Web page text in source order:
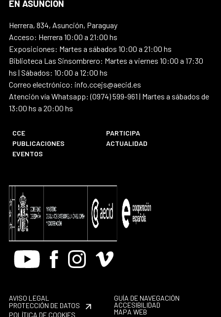
EN ASUNCIÓN
Herrera, 834, Asunción, Paraguay
Acceso: Herrera 10:00 a 21:00 hs
Exposiciones: Martes a sábados 10:00 a 21:00 hs
Biblioteca Las Sinsombrero: Martes a viernes 10:00 a 17:30
hs | Sábados: 10:00 a 12:00 hs
Correo electrónico: info.ccejs@aecid.es
Atención vía Whatsapp: (0974) 599-961 | Martes a sábados de
13:00 hs a 20:00 hs
CCE
PARTICIPA
PUBLICACIONES
ACTUALIDAD
EVENTOS
Youtube FacebookInstagram
Vimeo
AVISO LEGAL
PROTECCIÓN DE DATOS
POLÍTICA DE COOKIES
GUÍA DE NAVEGACIÓN
ACCESIBILIDAD
MAPA WEB